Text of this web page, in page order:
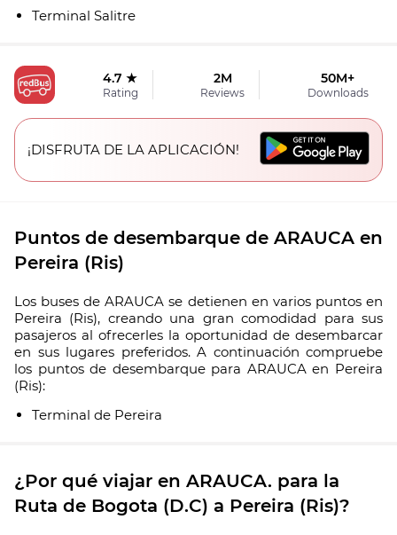
Terminal Salitre
4.7 ★
Rating
2M
Reviews
50M+
Downloads
¡DISFRUTA DE LA APLICACIÓN!
Puntos de desembarque de ARAUCA en
Pereira (Ris)
Los buses de ARAUCA se detienen en varios puntos en
Pereira (Ris), creando una gran comodidad para sus
pasajeros al ofrecerles la oportunidad de desembarcar
en sus lugares preferidos. A continuación compruebe
los puntos de desembarque para ARAUCA en Pereira
(Ris):
Terminal de Pereira
¿Por qué viajar en ARAUCA. para la
Ruta de Bogota (D.C) a Pereira (Ris)?